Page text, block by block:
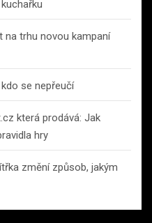
na trhu novou kampaní
se nepřeučí
která prodává: Jak
hry
změní způsob, jakým